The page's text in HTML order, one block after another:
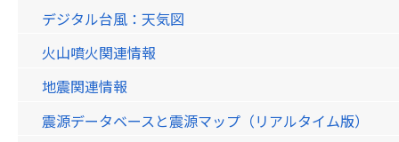
デジタル台風：天気図
火山噴火関連情報
地震関連情報
震源データベースと震源マップ（リアルタイム版）